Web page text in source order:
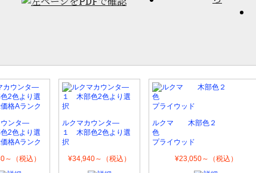
ウンタ―
2色より選
格Aランク
～（税込）
ルクマカウンタ―
１ 木部色2色より選
択
¥34,940～（税込）
ルクマ 木部色２
色
プライウッド
¥23,050～（税込）